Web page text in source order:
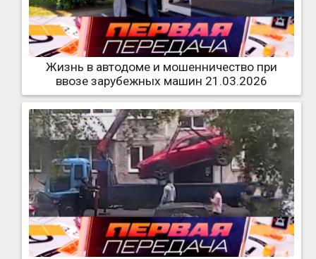
Жизнь в автодоме и мошенничество при
ввозе зарубежных машин 21.03.2026